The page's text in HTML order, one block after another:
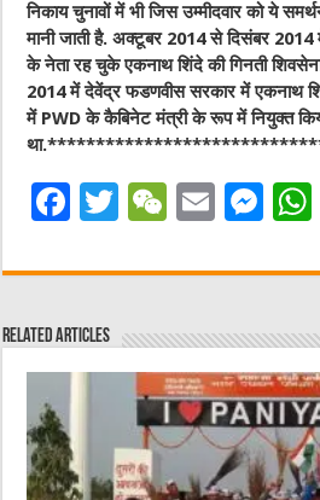
निकाय चुनावों में भी जिस उम्मीदवार को ये
मानी जाती है. अक्टूबर 2014 से दिसंबर 2014 में
के नेता रह चुके एकनाथ शिंदे की गिनती
2014 में देवेंद्र फडणवीस सरकार में एकनाथ
में PWD के कैबिनेट मंत्री के रूप में नियुक्त
F
c
e
b
o
k
T
it
r
W
C
at
E
ai
M
ss
n
g
er
Related Articles